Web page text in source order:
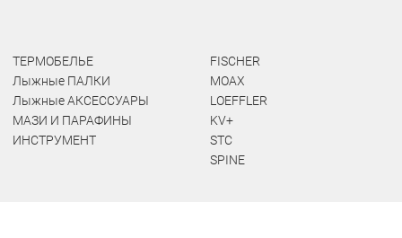
ТЕРМОБЕЛЬЕ
Лыжные ПАЛКИ
Лыжные АКСЕССУАРЫ
МАЗИ И ПАРАФИНЫ
ИНСТРУМЕНТ
FISCHER
MOAX
LOEFFLER
KV+
STC
SPINE